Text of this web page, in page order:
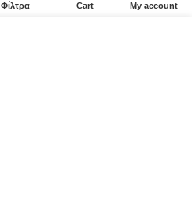
Φίλτρα Cart My account